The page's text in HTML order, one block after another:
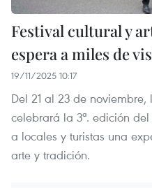
Festival cultural y
espera a miles de
19/11/2025 10:17
Del 21 al 23 de
celebrará la 3ª. edición
a locales y turistas una
arte y tradición.